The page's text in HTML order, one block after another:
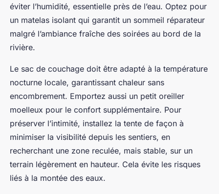
éviter l’humidité, essentielle près de l’eau. Optez pour
un matelas isolant qui garantit un sommeil réparateur
malgré l’ambiance fraîche des soirées au bord de la
rivière.
Le sac de couchage doit être adapté à la température
nocturne locale, garantissant chaleur sans
encombrement. Emportez aussi un petit oreiller
moelleux pour le confort supplémentaire. Pour
préserver l’intimité, installez la tente de façon à
minimiser la visibilité depuis les sentiers, en
recherchant une zone reculée, mais stable, sur un
terrain légèrement en hauteur. Cela évite les risques
liés à la montée des eaux.